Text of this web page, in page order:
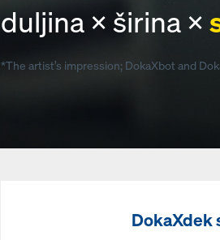
duljina × širina ×
*The artist’s impression; DokaXbot and
DokaXdek